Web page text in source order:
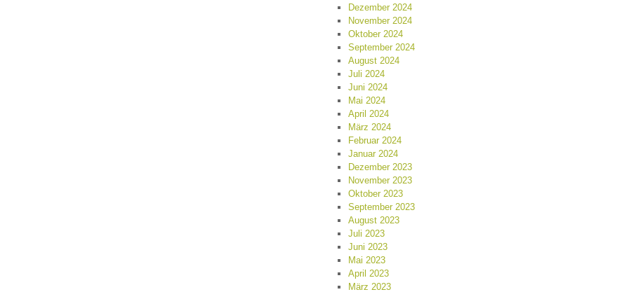
Dezember 2024
November 2024
Oktober 2024
September 2024
August 2024
Juli 2024
Juni 2024
Mai 2024
April 2024
März 2024
Februar 2024
Januar 2024
Dezember 2023
November 2023
Oktober 2023
September 2023
August 2023
Juli 2023
Juni 2023
Mai 2023
April 2023
März 2023